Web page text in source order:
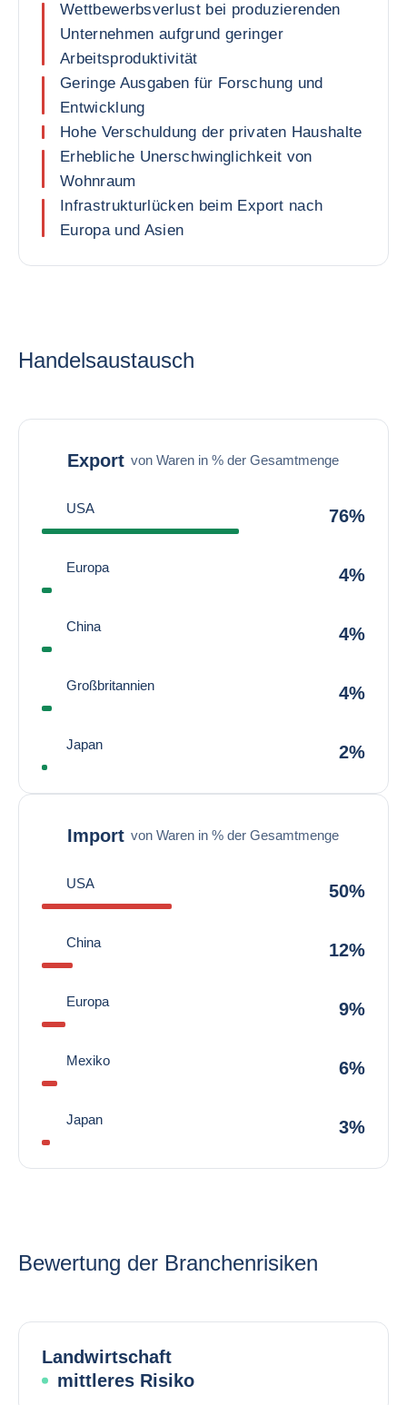
Wettbewerbsverlust bei produzierenden
Unternehmen aufgrund geringer
Arbeitsproduktivität
Geringe Ausgaben für Forschung und
Entwicklung
Hohe Verschuldung der privaten Haushalte
Erhebliche Unerschwinglichkeit von
Wohnraum
Infrastrukturlücken beim Export nach
Europa und Asien
Handelsaustausch
Export von Waren in % der Gesamtmenge
USA 76%
Europa 4%
China 4%
Großbritannien 4%
Japan 2%
Import von Waren in % der Gesamtmenge
USA 50%
China 12%
Europa 9%
Mexiko 6%
Japan 3%
Bewertung der Branchenrisiken
Landwirtschaft
mittleres Risiko